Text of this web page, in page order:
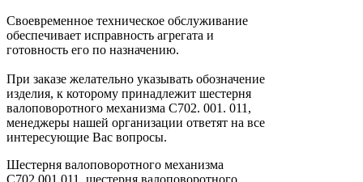
Своевременное техническое обслуживание
обеспечивает исправность агрегата и
готовность его по назначению.
При заказе желательно указывать обозначение
изделия, к которому принадлежит шестерня
валоповоротного механизма С702. 001. 011,
менеджеры нашей организации ответят на все
интересующие Вас вопросы.
Шестерня валоповоротного механизма